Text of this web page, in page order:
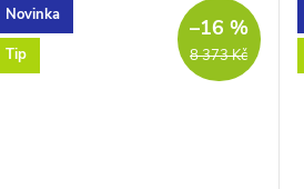
PassMark – 1775, 15,6" Full HD
IPS...
Novinka
Tip
8 373 Kč
–16 %